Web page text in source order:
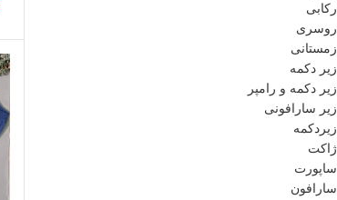
رکابی
روسری
زمستانی
زیر دکمه
زیر دکمه و رامپر
زیر سارافونی
زیردکمه
ژاکت
ساپورت
سارافون